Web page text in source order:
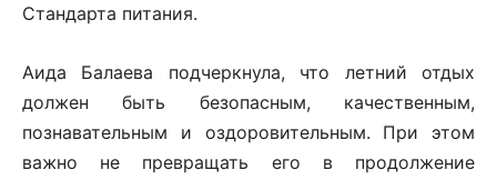
Стандарта питания.
Аида Балаева подчеркнула, что летний отдых
должен быть безопасным, качественным,
познавательным и оздоровительным. При этом
важно не превращать его в продолжение